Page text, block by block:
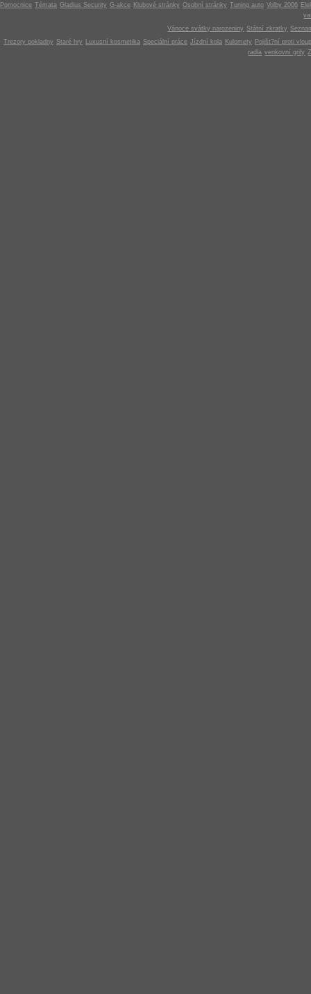
Pomocnice Témata Gladius Security G-akce Klubové stránky Osobní stránky Tuning auto Volby 2006
Vánoce svátky narozeniny Státní zkratky
Trezory pokladny Staré hry Luxusní kosmetika Speciální práce Jízdní kola Kulomety
Pojišt?ní proti
radla venkovní grily